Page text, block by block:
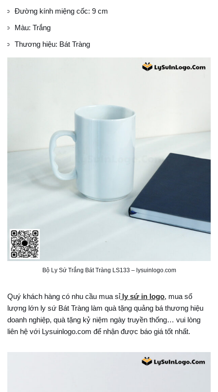
Đường kính miệng cốc: 9 cm
Màu: Trắng
Thương hiệu: Bát Tràng
Bộ Ly Sứ Trắng Bát Tràng LS133 – lysuinlogo.com
Quý khách hàng có nhu cầu mua sỉ ly sứ in logo, mua số
lượng lớn ly sứ Bát Tràng làm quà tặng quảng bá thương hiệu
doanh nghiệp, quà tặng kỷ niệm ngày truyền thống… vui lòng
liên hệ với Lysuinlogo.com để nhận được báo giá tốt nhất.